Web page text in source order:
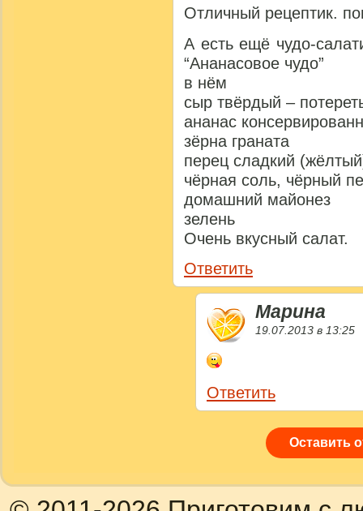
Отличный рецептик.
А есть ещё чудо-
“Ананасовое чудо”
в нём
сыр твёрдый –
ананас
зёрна граната
перец сладкий
чёрная соль, чёрный
домашний майонез
зелень
Очень вкусный салат.
Ответить
Марина
19.07.2013 в 13:25
Ответить
Оставить